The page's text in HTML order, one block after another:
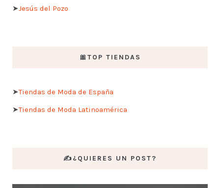
➤Jesús del Pozo
🎀TOP TIENDAS
➤Tiendas de Moda de España
➤Tiendas de Moda Latinoamérica
✍️¿QUIERES UN POST?